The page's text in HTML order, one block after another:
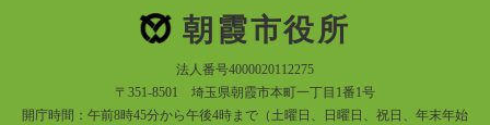
朝霞市役所
法人番号4000020112275
〒351-8501 埼玉県朝霞市本町一丁目1番1号
開庁時間：午前8時45分から午後4時まで（土曜日、日曜日、祝日、年末年始